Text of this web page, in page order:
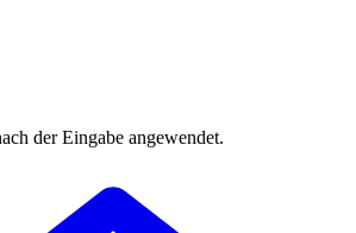
der Eingabe angewendet.